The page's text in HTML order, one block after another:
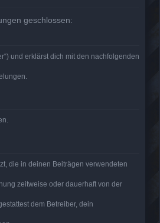
geschlossen:
und erklärst dich mit den nachfolgenden
die in deinen Beiträgen verwendeten
zeitweise oder dauerhaft von der
dem Betreiber, dein